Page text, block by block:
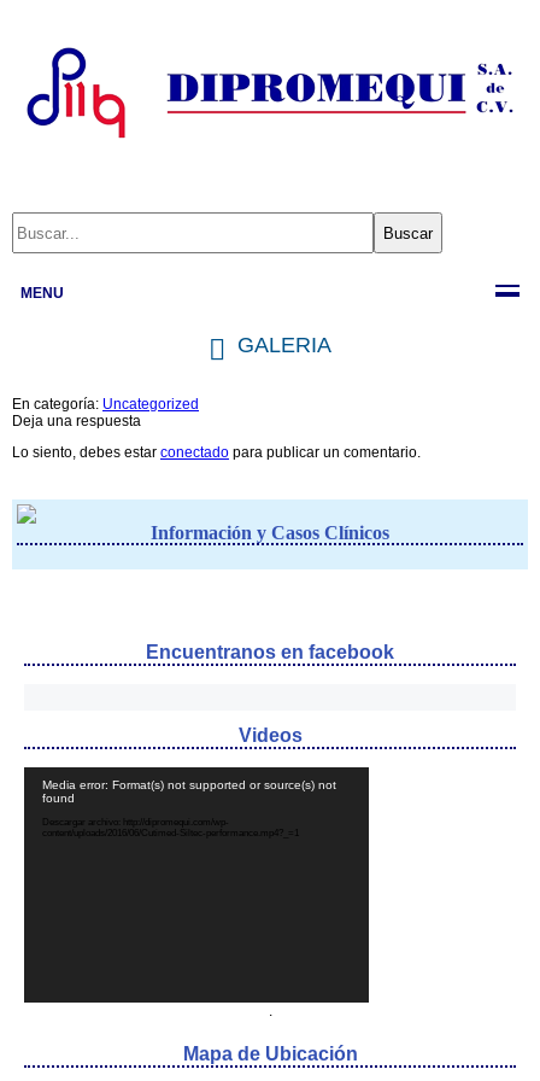
MENU
GALERIA
En categoría: Uncategorized
Deja una respuesta
Lo siento, debes estar conectado para publicar un comentario.
Información y Casos Clínicos
Encuentranos en facebook
Videos
de
Media error: Format(s) not supported or source(s) not
found
Descargar archivo: http://dipromequi.com/wp-
content/uploads/2016/06/Cutimed-Siltec-performance.mp4?_=1
Mapa de Ubicación